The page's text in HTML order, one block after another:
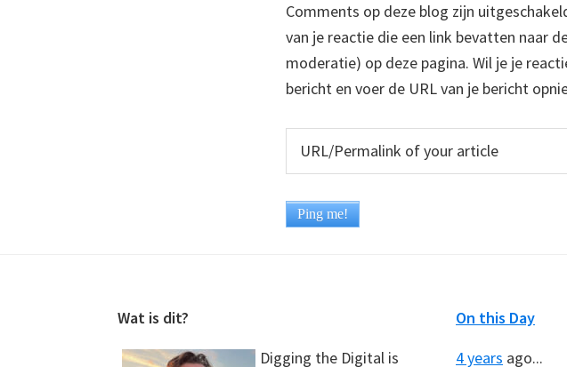
Comments op deze blog zijn
van je reactie die een link bevatten naar
moderatie) op deze pagina. Wil je je
bericht en voer de URL van je bericht
Wat is dit?
Digging the Digital is
On this Day
4 years ago...